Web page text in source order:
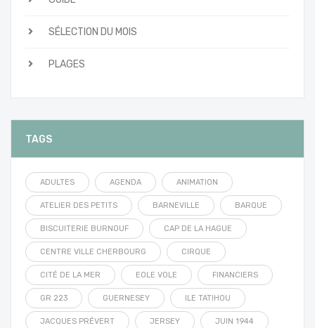
SÉLECTION DU MOIS
PLAGES
TAGS
ADULTES AGENDA ANIMATION
ATELIER DES PETITS BARNEVILLE BARQUE
BISCUITERIE BURNOUF CAP DE LA HAGUE
CENTRE VILLE CHERBOURG CIRQUE
CITÉ DE LA MER EOLE VOLE FINANCIERS
GR 223 GUERNESEY ILE TATIHOU
JACQUES PRÉVERT JERSEY JUIN 1944